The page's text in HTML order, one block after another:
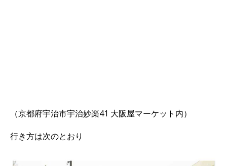
（京都府宇治市宇治妙楽41 大阪屋マーケット内）
行き方は次のとおり